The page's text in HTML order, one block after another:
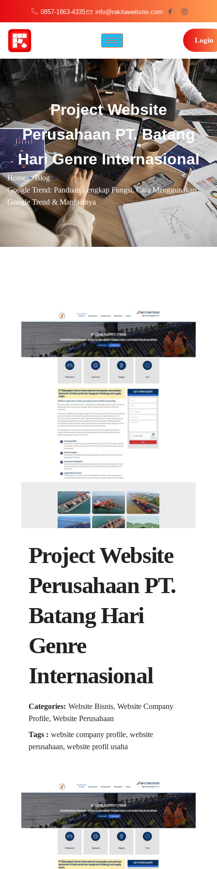
0857-1863-4335 info@rakitawebsite.com
Login
Project Website
Perusahaan PT. Batang
Hari Genre Internasional
Home » Blog »
Google Trend: Panduan Lengkap Fungsi, Cara Menggunakan
Google Trend & Manfaatnya
Project Website
Perusahaan PT.
Batang Hari
Genre
Internasional
Categories: Website Bisnis, Website Company
Profile, Website Perusahaan
Tags : website company profile, website
perusahaan, website profil usaha